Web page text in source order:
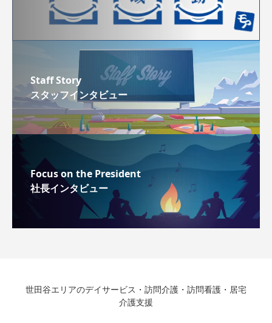
Staff Story
スタッフインタビュー
Focus on the President
社長インタビュー
世田谷エリアのデイサービス・訪問介護・訪問看護・居宅
介護支援